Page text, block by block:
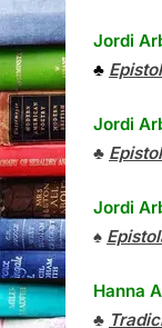
Jordi
♣
Jordi
♣
Jordi
♠
Hanna
♣